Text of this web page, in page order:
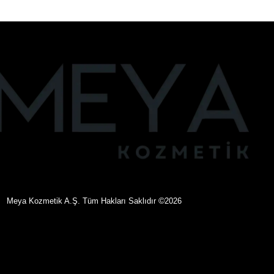
Kozmetik A.Ş. Tüm Hakları Saklıdır ©2026